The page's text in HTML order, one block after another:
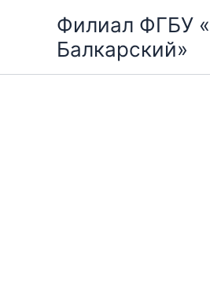
содержимому
Филиал ФГБУ
Балкарский»